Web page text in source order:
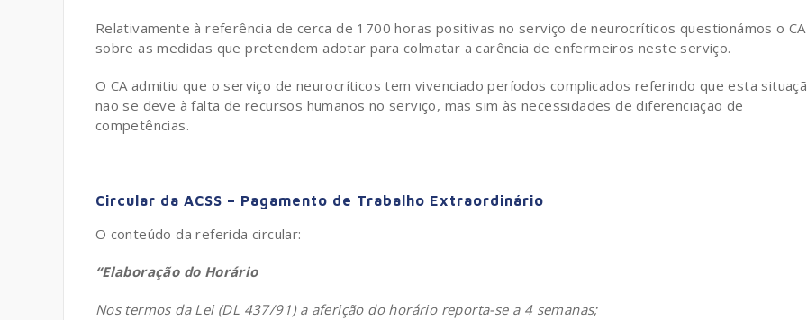
Relativamente à referência de cerca de 1700 horas positivas no serviço de neurocríticos questionámos o CA
sobre as medidas que pretendem adotar para colmatar a carência de enfermeiros neste serviço.
O CA admitiu que o serviço de neurocríticos tem vivenciado períodos complicados referindo que esta
não se deve à falta de recursos humanos no serviço, mas sim às necessidades de diferenciação de
competências.
Circular da ACSS – Pagamento de Trabalho Extraordinário
O conteúdo da referida circular:
“Elaboração do Horário
Nos termos da Lei (DL 437/91) a aferição do horário reporta-se a 4 semanas;